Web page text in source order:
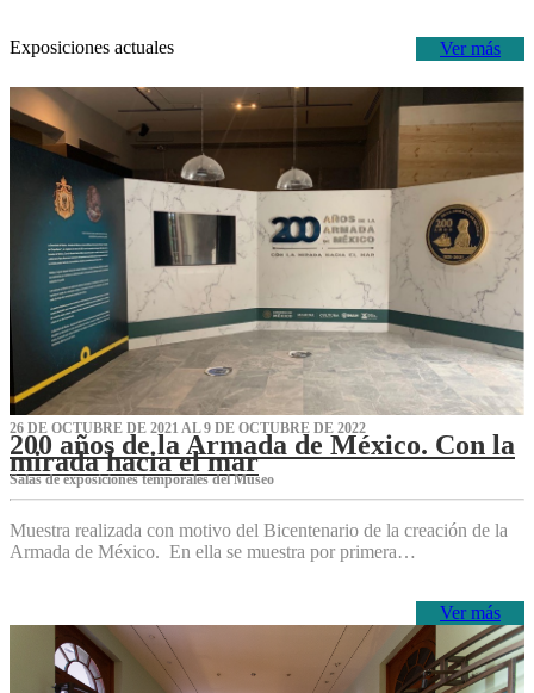
Ver más
Exposiciones actuales
26 DE OCTUBRE DE 2021 AL 9 DE OCTUBRE DE 2022
200 años de la Armada de México. Con la
mirada hacia el mar
Salas de exposiciones temporales del Museo‌
Muestra realizada con motivo del Bicentenario de la creación de la
Armada de México. En ella se muestra por primera…
Ver más